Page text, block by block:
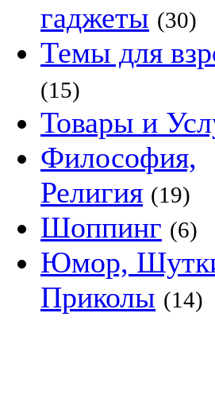
гаджеты (30)
Темы для
(15)
Товары и
Философия,
Религия (19)
Шоппинг (6)
Юмор,
Приколы (14)